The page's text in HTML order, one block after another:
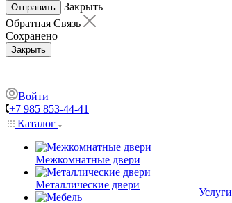
Отправить
Закрыть
Обратная Связь
Сохранено
Закрыть
Войти
+7 985 853-44-41
Каталог
Межкомнатные двери
Металлические двери
Услуги